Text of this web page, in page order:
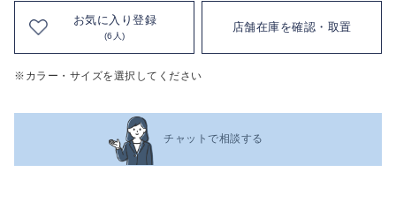
お気に入り登録
(6人)
店舗在庫を確認・取置
※カラー・サイズを選択してください
チャットで相談する